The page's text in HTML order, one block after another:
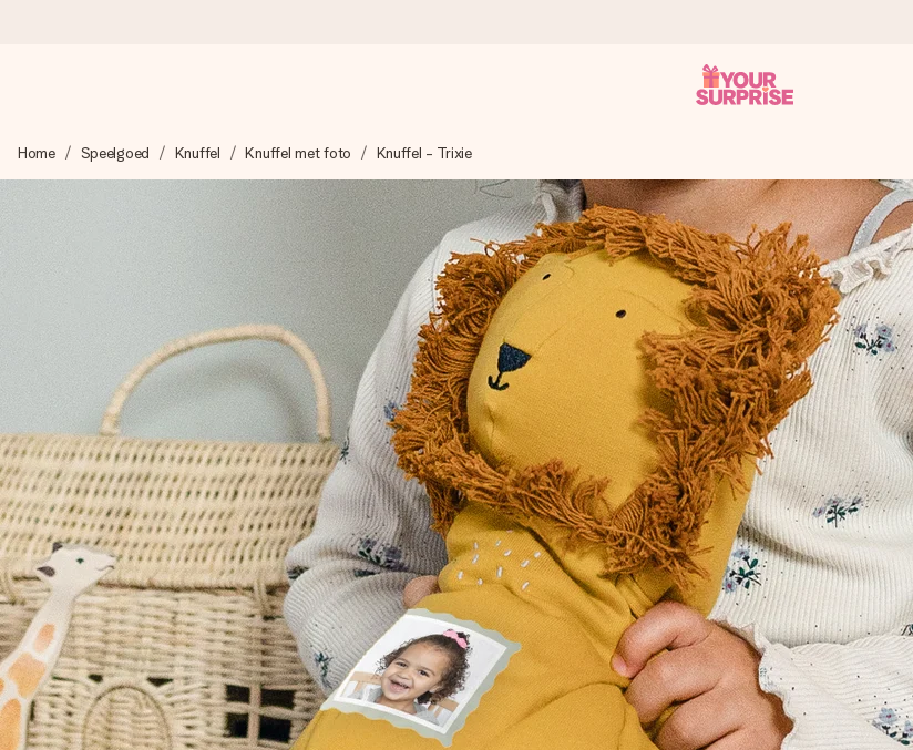
We maken jouw cadeau met zorg en zorgen dat het razendsnel onderweg is - zodat jij kunt geven op precies het
4,8 (gebaseerd op +8.000 reviews)
Onze cadeaus worden gewaardeerd. Klanten beoordelen ons met een 4,7 op Google Reviews
Gratis wenskaartje
Je maakt in een paar stappen iets unieks – met haar naam, jullie foto of een boodschap die raakt. Zonder gedoe,
Home Speelgoed Knuffel Knuffel met foto Knuffel - Trixie